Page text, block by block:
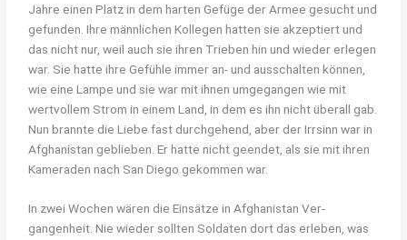
Jahre einen Platz in dem harten Gefüge der Armee gesucht und
gefunden. Ihre männlichen Kollegen hatten sie akzeptiert und
das nicht nur, weil auch sie ihren Trieben hin und wieder erlegen
war. Sie hatte ihre Gefühle immer an- und ausschalten können,
wie eine Lampe und sie war mit ihnen umgegangen wie mit
wertvollem Strom in einem Land, in dem es ihn nicht überall gab.
Nun brannte die Liebe fast durchgehend, aber der Irrsinn war in
Afghanistan geblieben. Er hatte nicht geendet, als sie mit ihren
Kameraden nach San Diego gekommen war.
In zwei Wochen wären die Einsätze in Afghanistan Ver-
gangenheit. Nie wieder sollten Soldaten dort das erleben, was